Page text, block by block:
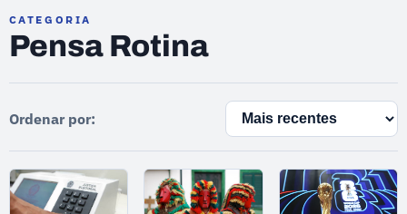
CATEGORIA
Pensa Rotina
Ordenar por: